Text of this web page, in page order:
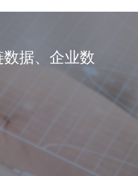
据、企业数